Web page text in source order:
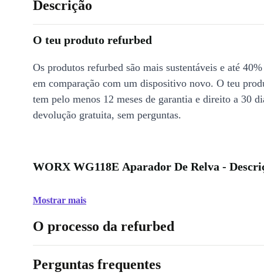
Descrição
O teu produto refurbed
Os produtos refurbed são mais sustentáveis e até
em comparação com um dispositivo novo. O teu
tem pelo menos 12 meses de garantia e direito a 30
devolução gratuita, sem perguntas.
WORX WG118E Aparador De Relva -
Mostrar mais
O processo da refurbed
Perguntas frequentes